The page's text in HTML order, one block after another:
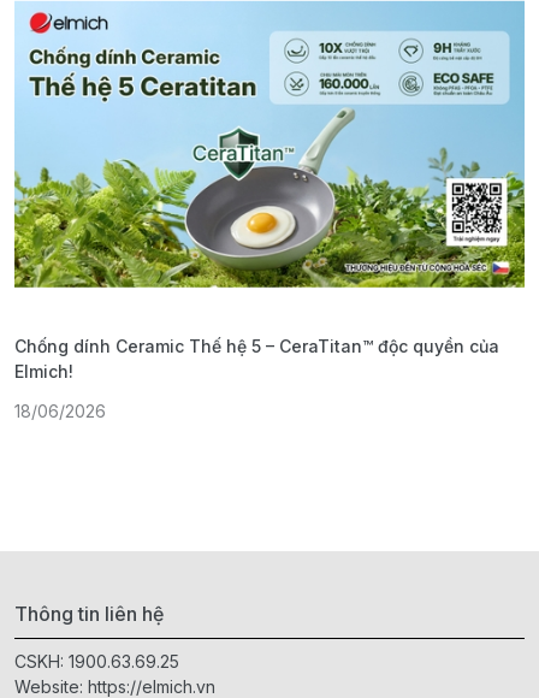
Chống dính Ceramic Thế hệ 5 – CeraTitan™ độc quyền của
Elmich!
18/06/2026
Thông tin liên hệ
CSKH: 1900.63.69.25
Website: https://elmich.vn